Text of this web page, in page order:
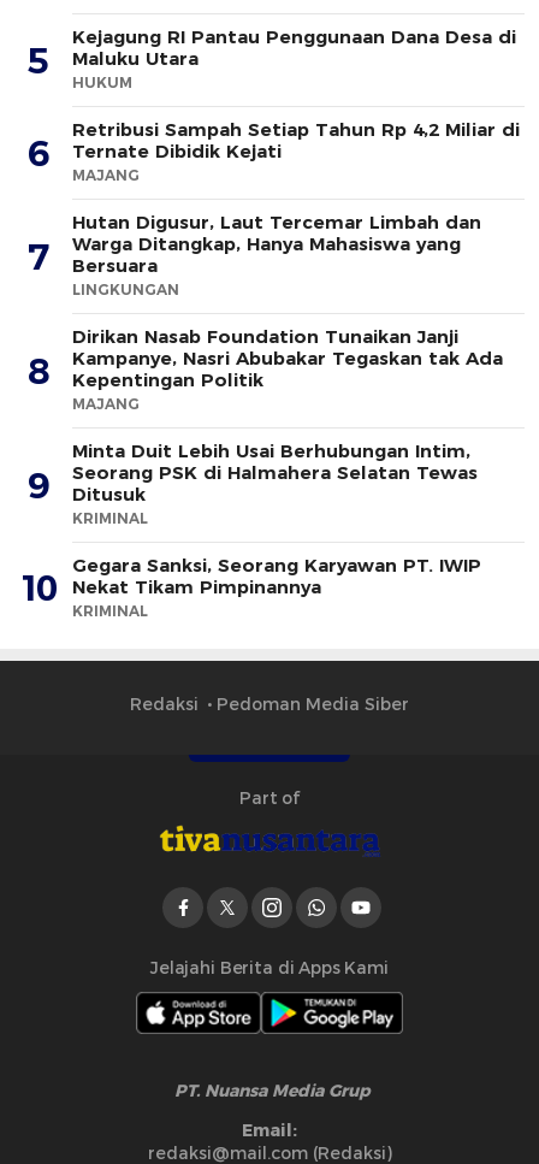
5
Kejagung RI Pantau Penggunaan Dana Desa di
Maluku Utara
HUKUM
6
Retribusi Sampah Setiap Tahun Rp 4,2 Miliar di
Ternate Dibidik Kejati
MAJANG
7
Hutan Digusur, Laut Tercemar Limbah dan
Warga Ditangkap, Hanya Mahasiswa yang
Bersuara
LINGKUNGAN
8
Dirikan Nasab Foundation Tunaikan Janji
Kampanye, Nasri Abubakar Tegaskan tak Ada
Kepentingan Politik
MAJANG
9
Minta Duit Lebih Usai Berhubungan Intim,
Seorang PSK di Halmahera Selatan Tewas
Ditusuk
KRIMINAL
10
Gegara Sanksi, Seorang Karyawan PT. IWIP
Nekat Tikam Pimpinannya
KRIMINAL
Redaksi Pedoman Media Siber
Part of
Jelajahi Berita di Apps Kami
PT. Nuansa Media Grup
Email:
redaksi@mail.com (Redaksi)